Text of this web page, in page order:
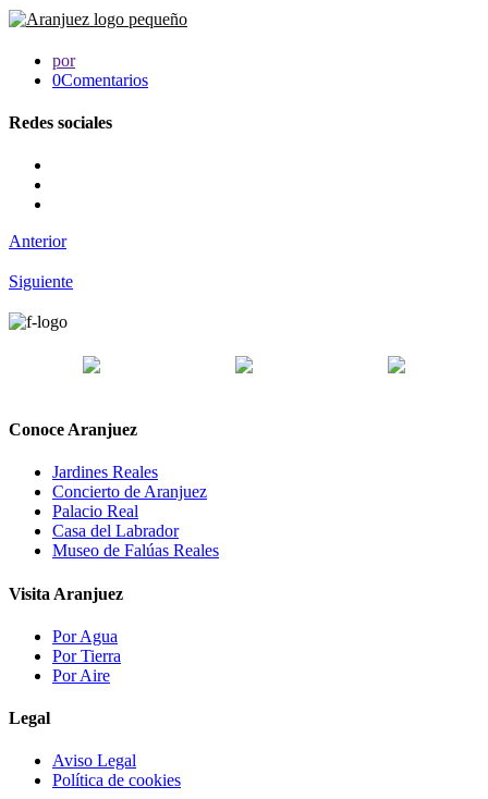
por
0Comentarios
Redes sociales
Anterior
Siguiente
Conoce Aranjuez
Jardines Reales
Concierto de Aranjuez
Palacio Real
Casa del Labrador
Museo de Falúas Reales
Visita Aranjuez
Por Agua
Por Tierra
Por Aire
Legal
Aviso Legal
Política de cookies